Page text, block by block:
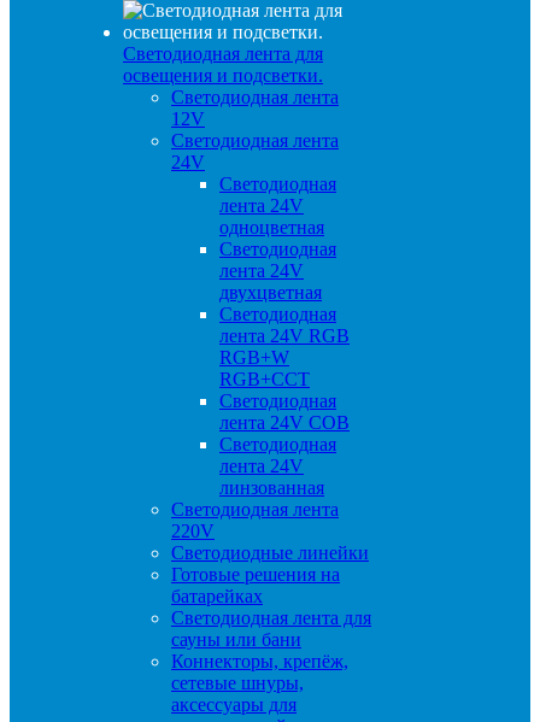
Светодиодная лента для
освещения и подсветки.
Светодиодная лента
12V
Светодиодная лента
24V
Светодиодная
лента 24V
одноцветная
Светодиодная
лента 24V
двухцветная
Светодиодная
лента 24V RGB
RGB+W
RGB+CCT
Светодиодная
лента 24V COB
Светодиодная
лента 24V
линзованная
Светодиодная лента
220V
Светодиодные линейки
Готовые решения на
батарейках
Светодиодная лента для
сауны или бани
Коннекторы, крепёж,
сетевые шнуры,
аксессуары для